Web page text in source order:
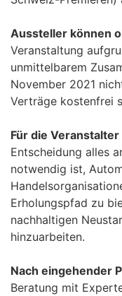
Aussteller können
Veranstaltung
unmittelbarem
November 2021
Verträge kostenfrei
Für die Veranstalter
Entscheidung alles
notwendig ist,
Erholungspfad zu
nachhaltigen
hinzuarbeiten.
Nach eingehender
Beratung mit